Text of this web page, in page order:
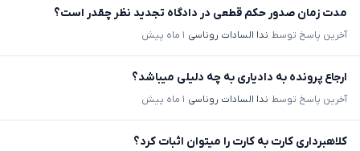
مدت زمان صدور حکم قطعی در دادگاه تجدید نظر چقدر است؟
آخرین پاسخ توسط ندا السادات روناسی ۱ ماه پیش
ارجاع پرونده به دادیاری به چه دلیلی میباشد؟
آخرین پاسخ توسط ندا السادات روناسی ۱ ماه پیش
کلاهبرداری کارت به کارت را میتوان اثبات کرد؟